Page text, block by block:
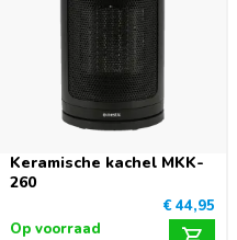
Keramische kachel MKK-
260
€ 44,95
Op voorraad